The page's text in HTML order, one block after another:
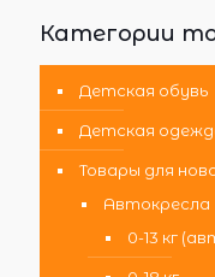
Категории
Детская обувь
Детская
Товары для
Автокресла
0-13 кг